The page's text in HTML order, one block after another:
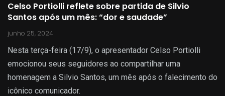
Celso Portiolli reflete sobre partida de Silvio
Santos após um mês: “dor e saudade”
junho 25, 2024
Nesta terça-feira (17/9), o apresentador Celso Portiolli
emocionou seus seguidores ao compartilhar uma
homenagem a Silvio Santos, um mês após o falecimento do
icônico comunicador.